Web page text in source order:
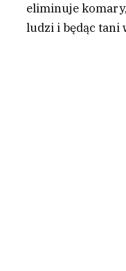
eliminuje
ludzi i będąc tani